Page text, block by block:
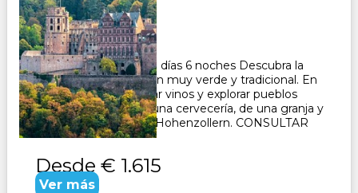
Duración:
7Días6Noches
Paquete Turístico de 7 días 6 noches Descubra la
Selva Negra, una región muy verde y tradicional. En
Alsacia podrás degustar vinos y explorar pueblos
pintorescos. Visita de una cervecería, de una granja y
del famoso castillo de Hohenzollern. CONSULTAR
Desde € 1.615
Ver más